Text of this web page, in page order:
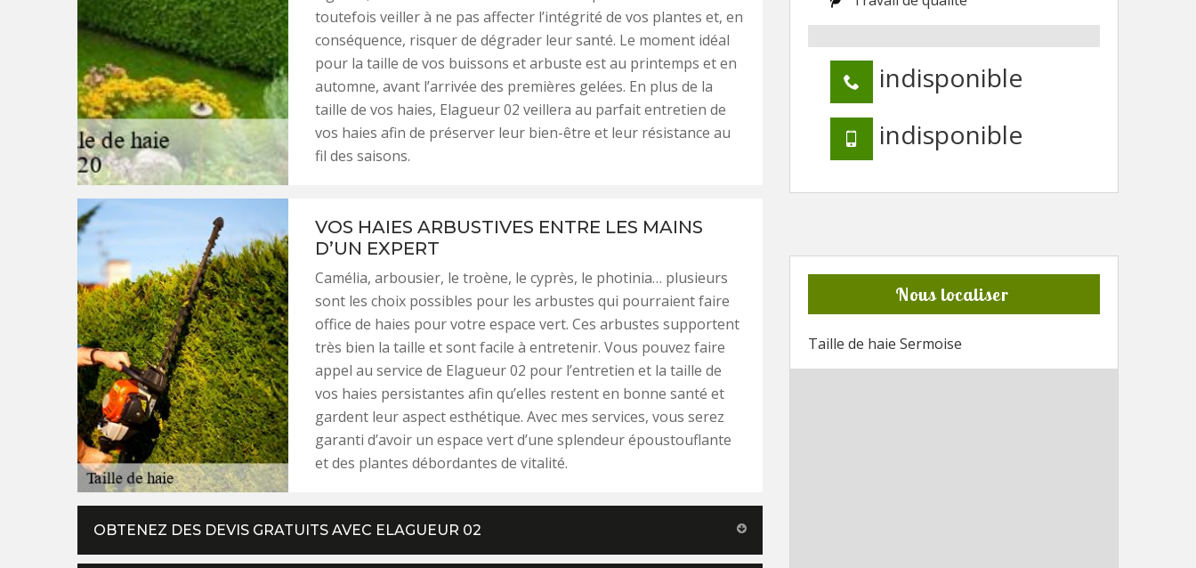
toutefois veiller à ne pas affecter l’intégrité de vos plantes et, en
conséquence, risquer de dégrader leur santé. Le moment idéal
pour la taille de vos buissons et arbuste est au printemps et en
automne, avant l’arrivée des premières gelées. En plus de la
taille de vos haies, Elagueur 02 veillera au parfait entretien de
vos haies afin de préserver leur bien-être et leur résistance au
fil des saisons.
VOS HAIES ARBUSTIVES ENTRE LES MAINS
D’UN EXPERT
Camélia, arbousier, le troène, le cyprès, le photinia… plusieurs
sont les choix possibles pour les arbustes qui pourraient faire
office de haies pour votre espace vert. Ces arbustes supportent
très bien la taille et sont facile à entretenir. Vous pouvez faire
appel au service de Elagueur 02 pour l’entretien et la taille de
vos haies persistantes afin qu’elles restent en bonne santé et
gardent leur aspect esthétique. Avec mes services, vous serez
garanti d’avoir un espace vert d’une splendeur époustouflante
et des plantes débordantes de vitalité.
OBTENEZ DES DEVIS GRATUITS AVEC ELAGUEUR 02
indisponible
indisponible
Nous localiser
Taille de haie Sermoise